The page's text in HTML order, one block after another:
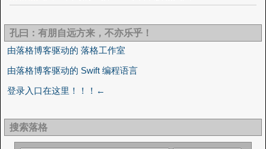
孔曰：有朋自远方来，不亦乐乎！
由落格博客驱动的 落格工作室
由落格博客驱动的 Swift 编程语言
登录入口在这里！！！←
搜索落格